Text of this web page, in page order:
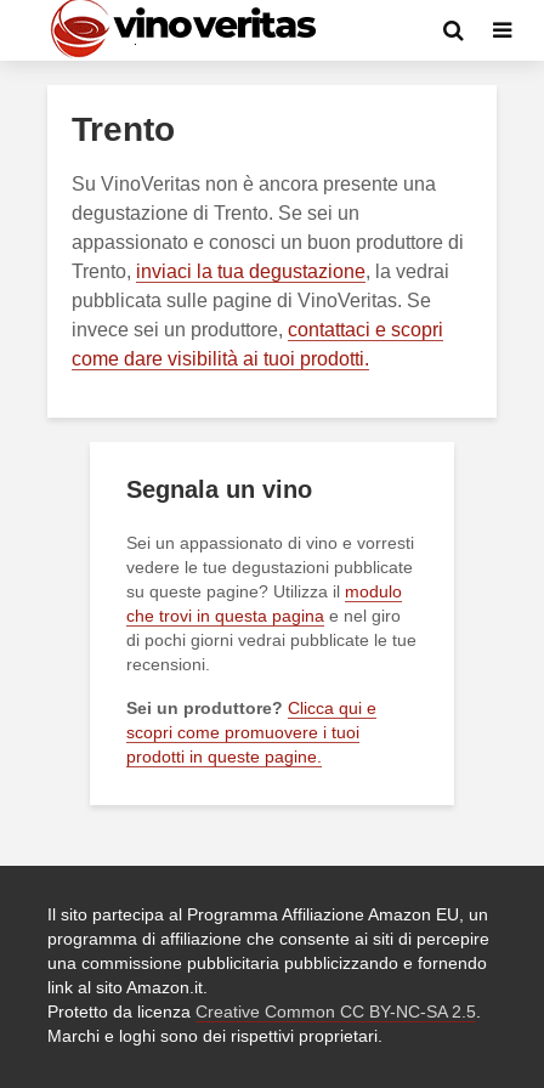
Trento
Su VinoVeritas non è ancora presente una
degustazione di Trento. Se sei un
appassionato e conosci un buon produttore di
Trento, inviaci la tua degustazione, la vedrai
pubblicata sulle pagine di VinoVeritas. Se
invece sei un produttore, contattaci e scopri
come dare visibilità ai tuoi prodotti.
Segnala un vino
Sei un appassionato di vino e vorresti
vedere le tue degustazioni pubblicate
su queste pagine? Utilizza il modulo
che trovi in questa pagina e nel giro
di pochi giorni vedrai pubblicate le tue
recensioni.
Sei un produttore? Clicca qui e
scopri come promuovere i tuoi
prodotti in queste pagine.
Il sito partecipa al Programma Affiliazione Amazon EU, un
programma di affiliazione che consente ai siti di percepire
una commissione pubblicitaria pubblicizzando e fornendo
link al sito Amazon.it.
Protetto da licenza Creative Common CC BY-NC-SA 2.5
Marchi e loghi sono dei rispettivi proprietari.